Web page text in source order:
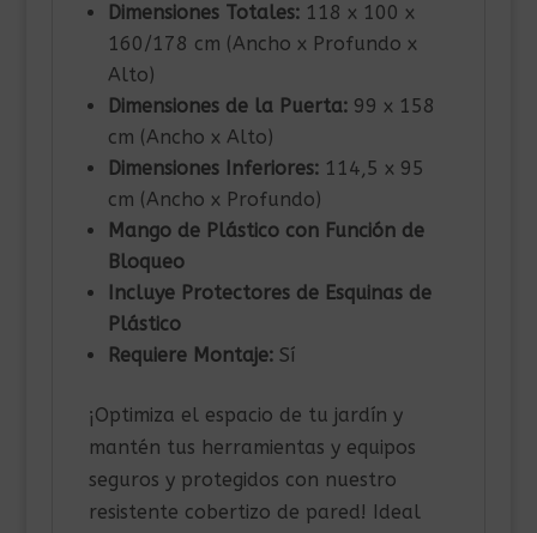
Dimensiones Totales:118 x 100 x
160/178 cm (Ancho x Profundo x
Alto)
Dimensiones de la Puerta:99 x 158
cm (Ancho x Alto)
Dimensiones Inferiores:114,5 x 95
cm (Ancho x Profundo)
Mango de Plástico con Función de
Bloqueo
Incluye Protectores de Esquinas de
Plástico
Requiere Montaje:Sí
¡Optimiza el espacio de tu jardín y
mantén tus herramientas y equipos
seguros y protegidos con nuestro
resistente cobertizo de pared! Ideal